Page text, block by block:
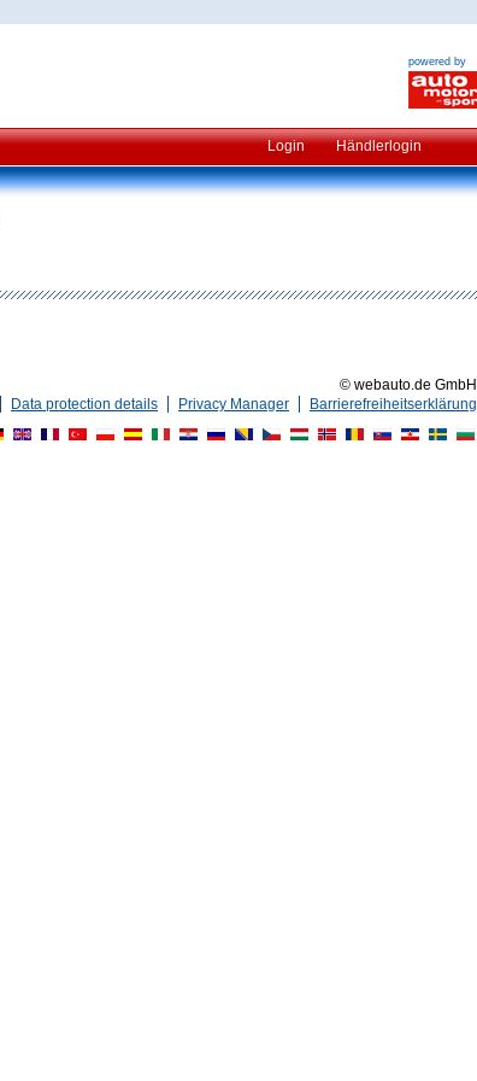
powered by
Login Händlerlogin
© webauto.de GmbH
Data protection details Privacy Manager
Barrierefreiheitserklärung